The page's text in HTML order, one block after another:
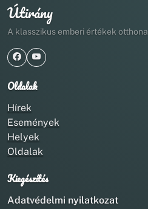
Útirány
A klasszikus emberi értékek otthona
Oldalak
Hírek
Események
Helyek
Oldalak
Kiegészítés
Adatvédelmi nyilatkozat